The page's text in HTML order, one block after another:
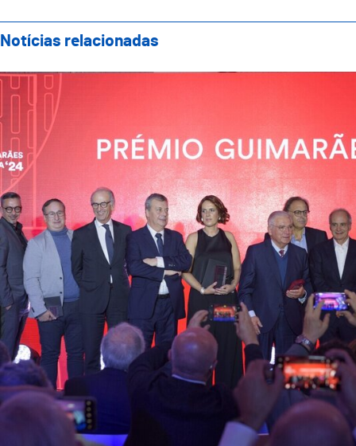
Notícias relacionadas
Gala Guimarães Marca celebrou o que de melhor que